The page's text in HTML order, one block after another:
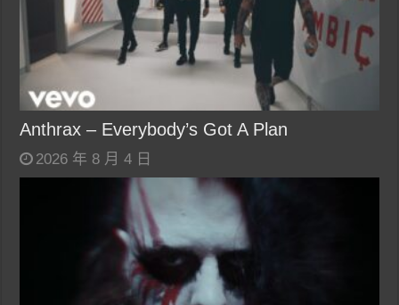
Anthrax – Everybody’s Got A Plan
2026 年 8 月 4 日